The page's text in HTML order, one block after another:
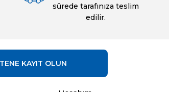
sürede tarafınıza teslim
edilir.
KAYIT OLUN